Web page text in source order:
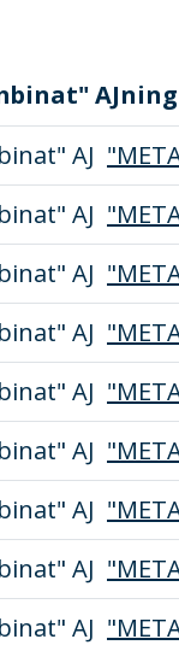
AJning
AJ
AJ
AJ
AJ
AJ
AJ
AJ
AJ
AJ